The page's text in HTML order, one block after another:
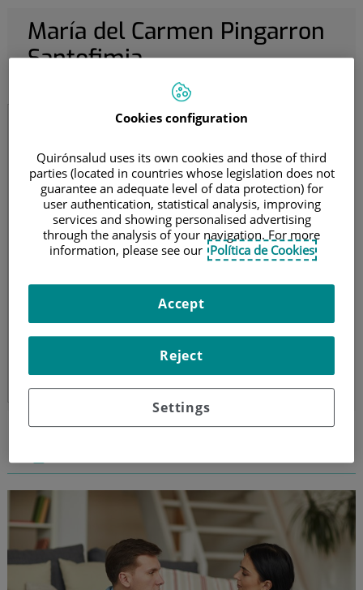
María del Carmen Pingarron
Santofimia
Ginecología y Obstetricia
Jefe de servicio de Obstetricia y Ginecología
Pedir Cita
Ver currículum completo
Cookies configuration
Quirónsalud uses its own cookies and those of third
parties (located in countries whose legislation does not
guarantee an adequate level of data protection) for
user authentication, statistical analysis, improving
services and showing personalised advertising
through the analysis of your navigation. For more
information, please see our Política de Cookies
Settings
Reject
Accept